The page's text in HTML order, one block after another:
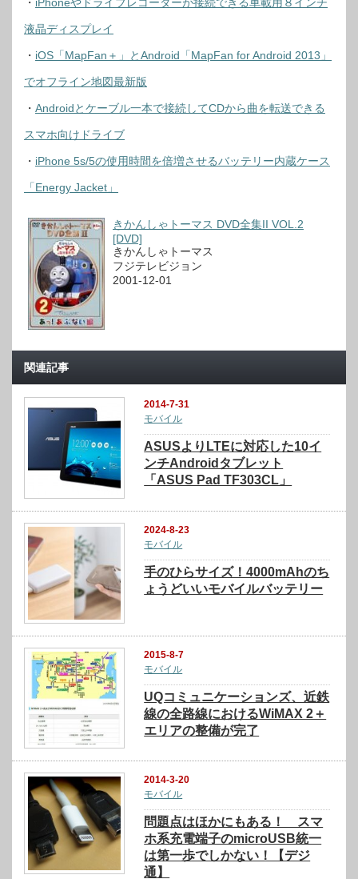
・ iPhoneやドライブレコーダーが接続できる車載用８インチ
液晶ディスプレイ
・ iOS「MapFan＋」とAndroid「MapFan for Android 2013」
でオフライン地図最新版
・ Androidとケーブル一本で接続してCDから曲を転送できる
スマホ向けドライブ
・ iPhone 5s/5の使用時間を倍増させるバッテリー内蔵ケース
「Energy Jacket」
きかんしゃトーマス DVD全集II VOL.2
[DVD]
きかんしゃトーマス
フジテレビジョン
2001-12-01
関連記事
2014-7-31
モバイル
ASUSよりLTEに対応した10イ
ンチAndroidタブレット
「ASUS Pad TF303CL」
2024-8-23
モバイル
手のひらサイズ！4000mAhのち
ょうどいいモバイルバッテリー
2015-8-7
モバイル
UQコミュニケーションズ、近鉄
線の全路線におけるWiMAX 2＋
エリアの整備が完了
2014-3-20
モバイル
問題点はほかにもある！ スマ
ホ系充電端子のmicroUSB統一
は第一歩でしかない！【デジ
通】